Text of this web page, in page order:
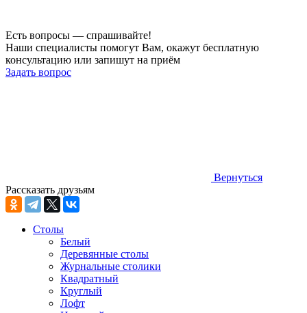
Есть вопросы — спрашивайте!
Наши специалисты помогут Вам, окажут бесплатную
консультацию или запишут на приём
Задать вопрос
Вернуться
Рассказать друзьям
Столы
Белый
Деревянные столы
Журнальные столики
Квадратный
Круглый
Лофт